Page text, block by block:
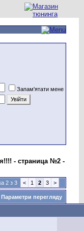
Запам'ятати мене
- страница №2 -
2 з 3 < 1 2 3 >
Параметри перегляду